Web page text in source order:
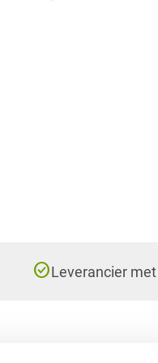
check_circleLeverancier